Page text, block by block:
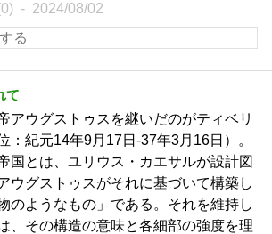
2024/08/02
て
アウグストゥスを継いだのがティベリ
：紀元14年9月17日‐37年3月16日）。
国とは、ユリウス・カエサルが設計図
ウグストゥスがそれに基づいて構築し
のようなもの」である。それを維持し
、その構造の意味と各細部の強度を理